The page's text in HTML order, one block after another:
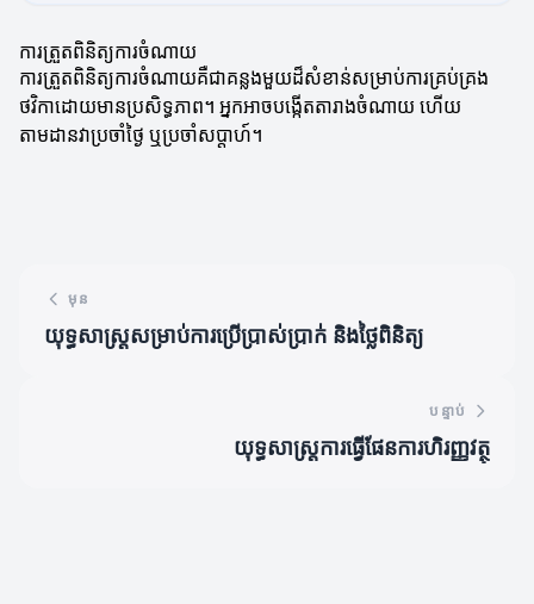
ការត្រួតពិនិត្យការចំណាយ
ការត្រួតពិនិត្យការចំណាយគឺជាគន្លងមួយដ៏សំខាន់សម្រាប់ការគ្រប់គ្រង
ថវិកាដោយមានប្រសិទ្ធភាព។ អ្នកអាចបង្កើតតារាងចំណាយ ហើយ
តាមដានវាប្រចាំថ្ងៃ ឬប្រចាំសប្តាហ៍។
មុន
យុទ្ធសាស្ត្រសម្រាប់ការប្រើប្រាស់ប្រាក់ និងថ្លៃពិនិត្យ
បន្ទាប់
យុទ្ធសាស្ត្រការធ្វើផែនការហិរញ្ញវត្ថុ